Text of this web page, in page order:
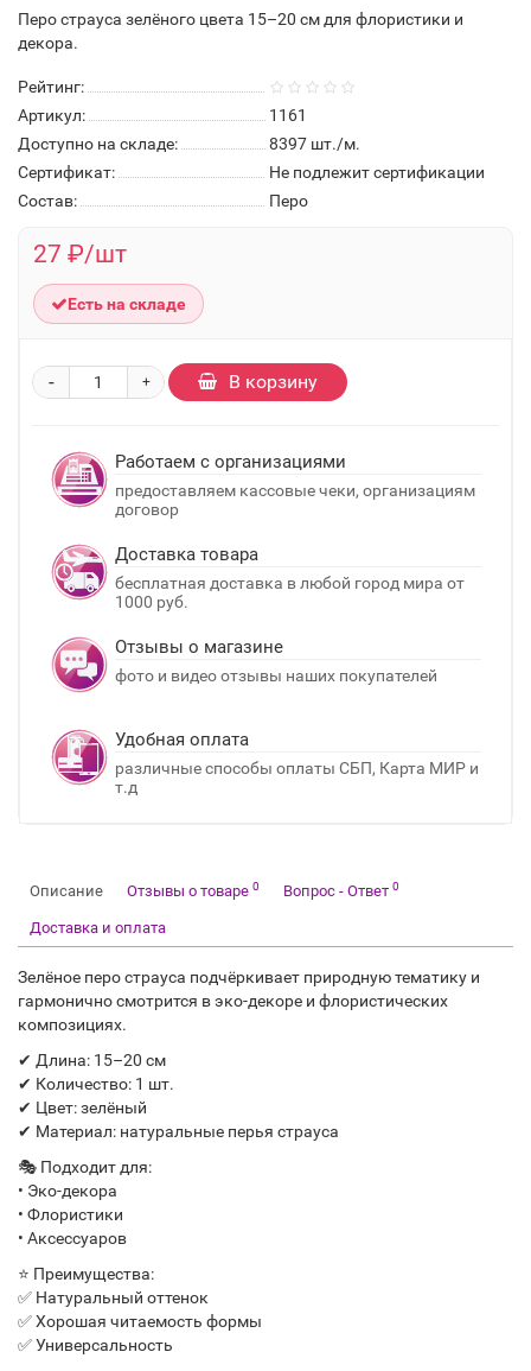
Перо страуса зелёного цвета 15–20 см для флористики и
декора.
Рейтинг:
Артикул:
1161
Доступно на складе:
8397 шт./м.
Сертификат:
Не подлежит сертификации
Состав:
Перо
27 ₽/шт
Есть на складе
+
- В корзину
Работаем с организациями
предоставляем кассовые чеки, организациям
договор
Доставка товара
бесплатная доставка в любой город мира от
1000 руб.
Отзывы о магазине
фото и видео отзывы наших покупателей
Удобная оплата
различные способы оплаты СБП, Карта МИР и
т.д
Описание Отзывы о товаре 0 Вопрос - Ответ 0
Доставка и оплата
Зелёное перо страуса подчёркивает природную тематику и
гармонично смотрится в эко-декоре и флористических
композициях.
✔ Длина: 15–20 см
✔ Количество: 1 шт.
✔ Цвет: зелёный
✔ Материал: натуральные перья страуса
🎭 Подходит для:
• Эко-декора
• Флористики
• Аксессуаров
⭐ Преимущества:
✅ Натуральный оттенок
✅ Хорошая читаемость формы
✅ Универсальность